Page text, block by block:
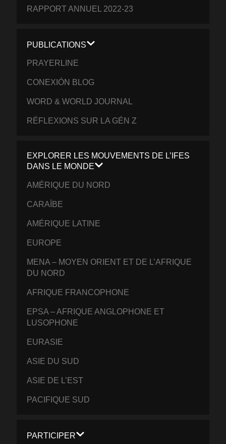
RAPPORT ANNUEL 2022-23
PUBLICATIONS
PRAYERLINE
CONEXIÓN BLOG
WORD & WORLD JOURNAL
RÉFLEXIONS SUR LA GÉN Z
EXPLORER LES MOUVEMENTS DE L’IFES
DANS LE MONDE
AMÉRIQUE DU NORD
CARAÏBE
AMÉRIQUE LATINE
EUROPE
MENA – MOYEN ORIENT ET DE L’AFRIQUE
DU NORD
AFRIQUE FRANCOPHONE
EPSA – AFRIQUE ANGLOPHONE ET
LUSOPHONE
EURASIE
ASIE DU SUD
ASIE DE L’EST
PACIFIQUE SUD
PARTICIPER